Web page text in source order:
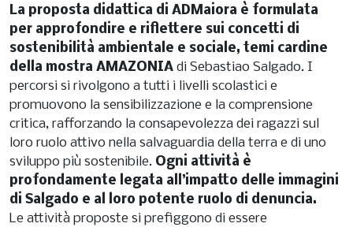
La proposta didattica di ADMaiora è formulata
per approfondire e riflettere sui concetti di
sostenibilità ambientale e sociale, temi cardine
della mostra AMAZONIA di Sebastiao Salgado. I
percorsi si rivolgono a tutti i livelli scolastici e
promuovono la sensibilizzazione e la comprensione
critica, rafforzando la consapevolezza dei ragazzi sul
loro ruolo attivo nella salvaguardia della terra e di uno
sviluppo più sostenibile. Ogni attività è
profondamente legata all’impatto delle immagini
di Salgado e al loro potente ruolo di denuncia.
Le attività proposte si prefiggono di essere